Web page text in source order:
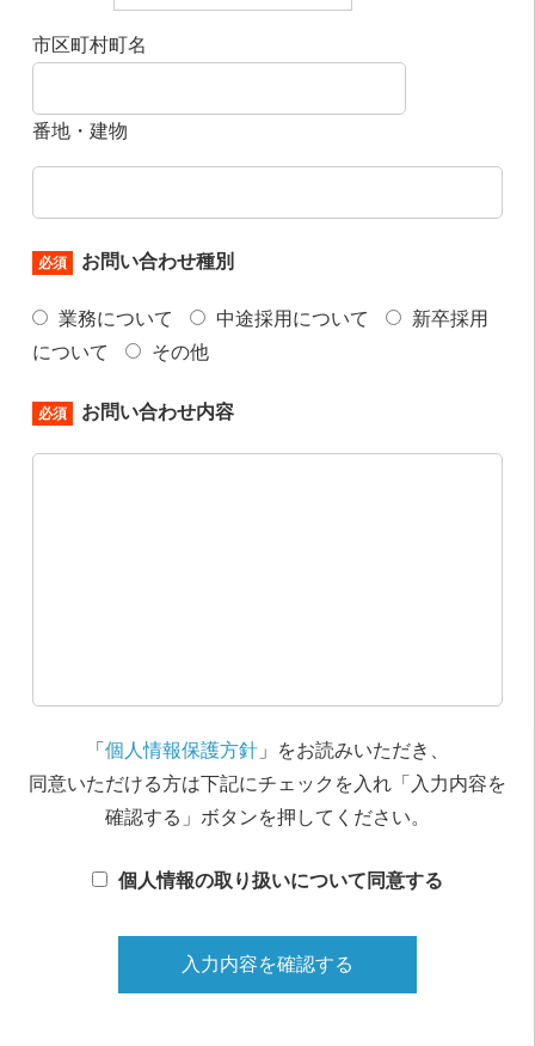
市区町村町名
番地・建物
必須 お問い合わせ種別
業務について 中途採用について
新卒採用
について
その他
必須 お問い合わせ内容
「 個人情報保護方針 」をお読みいただき、
同意いただける方は下記にチェックを入れ「入力内容を
確認する」ボタンを押してください。
個人情報の取り扱いについて同意する